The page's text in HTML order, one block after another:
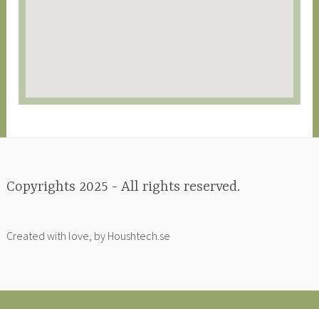
Copyrights 2025 - All rights reserved.
Created with love, by Houshtech.se